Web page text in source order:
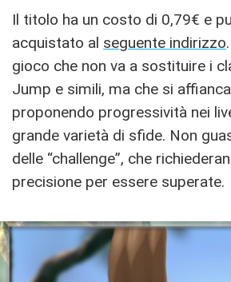
Il titolo ha un costo di 0,79€ e
acquistato al seguente indirizzo
gioco che non va a sostituire i
Jump e simili, ma che si
proponendo progressività nei
grande varietà di sfide. Non
delle “challenge”, che
precisione per essere superate.